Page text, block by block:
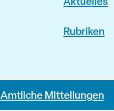
Rubriken
Amtliche Mitteilungen